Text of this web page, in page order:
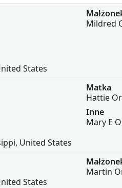
States
Mildred
United States
Matka
Hattie
Inne
Mary E
States
Martin